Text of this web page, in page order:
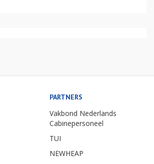
PARTNERS
Vakbond Nederlands
Cabinepersoneel
TUI
NEWHEAP